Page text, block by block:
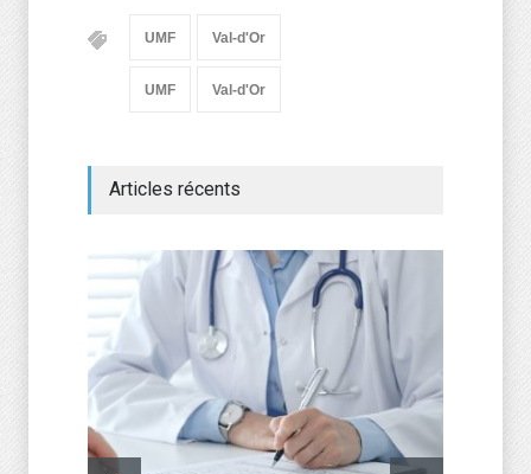
UMF Val-d'Or
UMF Val-d'Or
Articles récents